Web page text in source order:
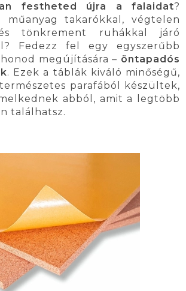
festheted újra a falaidat?
műanyag takarókkal, végtelen
tönkrement ruhákkal járó
Fedezz fel egy egyszerűbb
megújítására – öntapadós
. Ezek a táblák kiváló minőségű,
parafából készültek,
abból, amit a legtöbb
találhatsz.